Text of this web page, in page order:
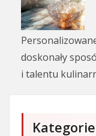
doskonały
i talentu
Kategorie